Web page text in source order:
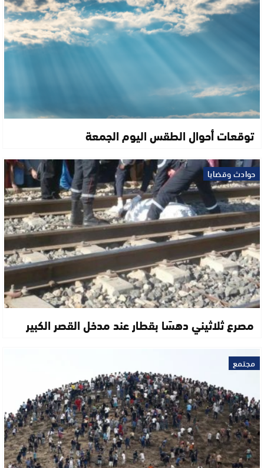
توقعات أحوال الطقس اليوم الجمعة
حوادث وقضايا
مصرع ثلاثيني دهسًا بقطار عند مدخل القصر الكبير
مجتمع